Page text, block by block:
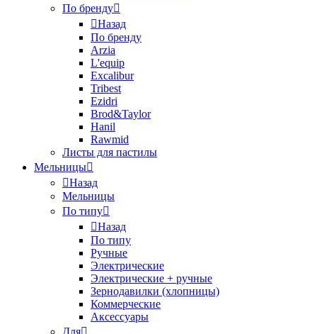
По бренду
Назад
По бренду
Arzia
L'equip
Excalibur
Tribest
Ezidri
Brod&Taylor
Hanil
Rawmid
Листы для пастилы
Мельницы
Назад
Мельницы
По типу
Назад
По типу
Ручные
Электрические
Электрические + ручные
Зернодавилки (хлопницы)
Коммерческие
Аксессуары
Для